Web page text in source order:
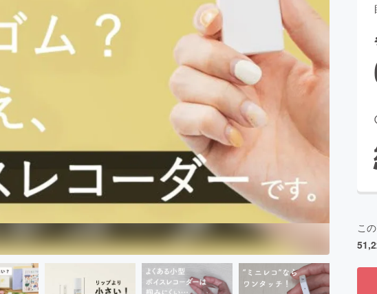
アニメ・漫画
ビューティー
活性化
CAMPFIRE for Social Good
CAMPFIRE Creation
CAMPFIREふるさと納税
machi-yaコミュニティ
こ